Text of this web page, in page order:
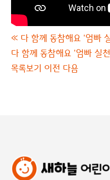
« 다 함께 동참해요 '엄빠
다 함께 동참해요 '엄빠 실
목록보기 이전 다음